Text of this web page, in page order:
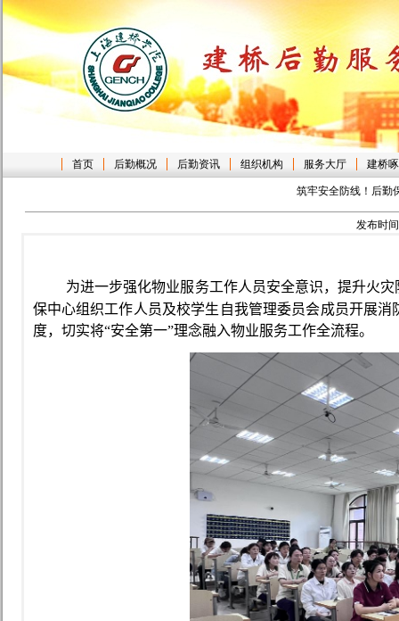
首页 后勤概况 后勤资讯 组织机构 服务大厅 建桥
筑牢安全防线！后勤
发布时
为进一步强化物业服务工作人员安全意识，提升火灾
保中心组织工作人员及校学生自我管理委员会成员开展消
度，切实将“安全第一”理念融入物业服务工作全流程。